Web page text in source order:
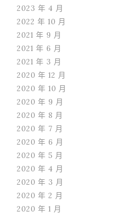
2023 年 4 月
2022 年 10 月
2021 年 9 月
2021 年 6 月
2021 年 3 月
2020 年 12 月
2020 年 10 月
2020 年 9 月
2020 年 8 月
2020 年 7 月
2020 年 6 月
2020 年 5 月
2020 年 4 月
2020 年 3 月
2020 年 2 月
2020 年 1 月